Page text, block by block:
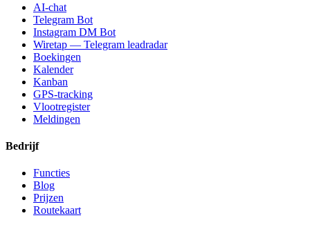
AI-chat
Telegram Bot
Instagram DM Bot
Wiretap — Telegram leadradar
Boekingen
Kalender
Kanban
GPS-tracking
Vlootregister
Meldingen
Bedrijf
Functies
Blog
Prijzen
Routekaart